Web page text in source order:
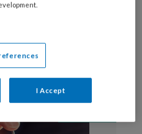
I Accept